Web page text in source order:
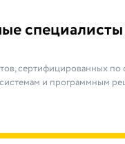
специалисты
сертифицированных
и программным